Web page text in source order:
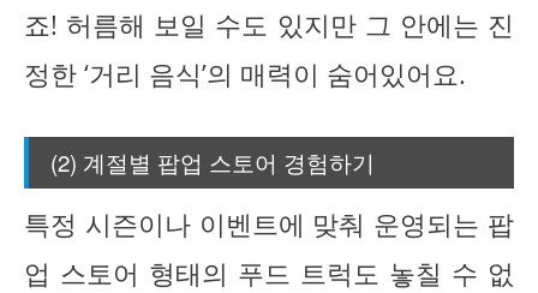
죠! 허름해 보일 수도 있지만 그 안에는 진
정한 ‘거리 음식’의 매력이 숨어있어요.
(2) 계절별 팝업 스토어 경험하기
특정 시즌이나 이벤트에 맞춰 운영되는 팝
업 스토어 형태의 푸드 트럭도 놓칠 수 없